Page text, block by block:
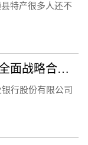
特产很多人还不
农行儋州分行与大成镇政府签订全面战略合作协议
行股份有限公司